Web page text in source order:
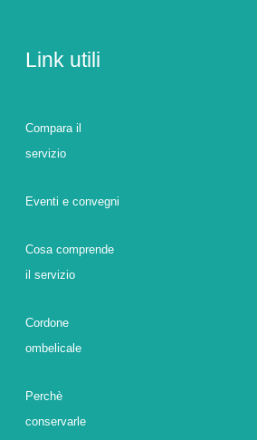
Link utili
Compara il
servizio
Eventi e convegni
Cosa comprende
il servizio
Cordone
ombelicale
Perchè
conservarle